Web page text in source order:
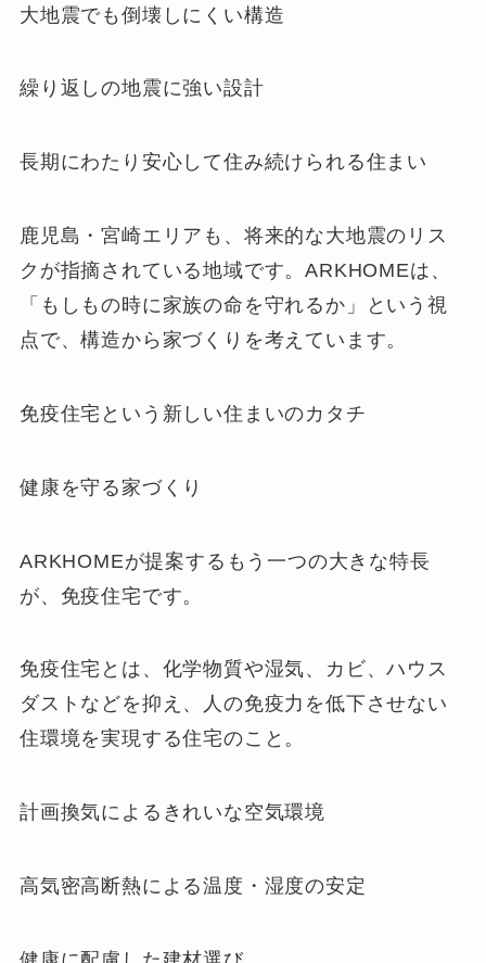
大地震でも倒壊しにくい構造
繰り返しの地震に強い設計
長期にわたり安心して住み続けられる住まい
鹿児島・宮崎エリアも、将来的な大地震のリス
クが指摘されている地域です。ARKHOMEは、
「もしもの時に家族の命を守れるか」という視
点で、構造から家づくりを考えています。
免疫住宅という新しい住まいのカタチ
健康を守る家づくり
ARKHOMEが提案するもう一つの大きな特長
が、免疫住宅です。
免疫住宅とは、化学物質や湿気、カビ、ハウス
ダストなどを抑え、人の免疫力を低下させない
住環境を実現する住宅のこと。
計画換気によるきれいな空気環境
高気密高断熱による温度・湿度の安定